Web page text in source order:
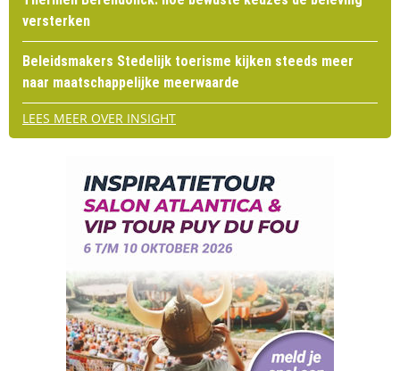
versterken
Beleidsmakers Stedelijk toerisme kijken steeds meer
naar maatschappelijke meerwaarde
LEES MEER OVER INSIGHT